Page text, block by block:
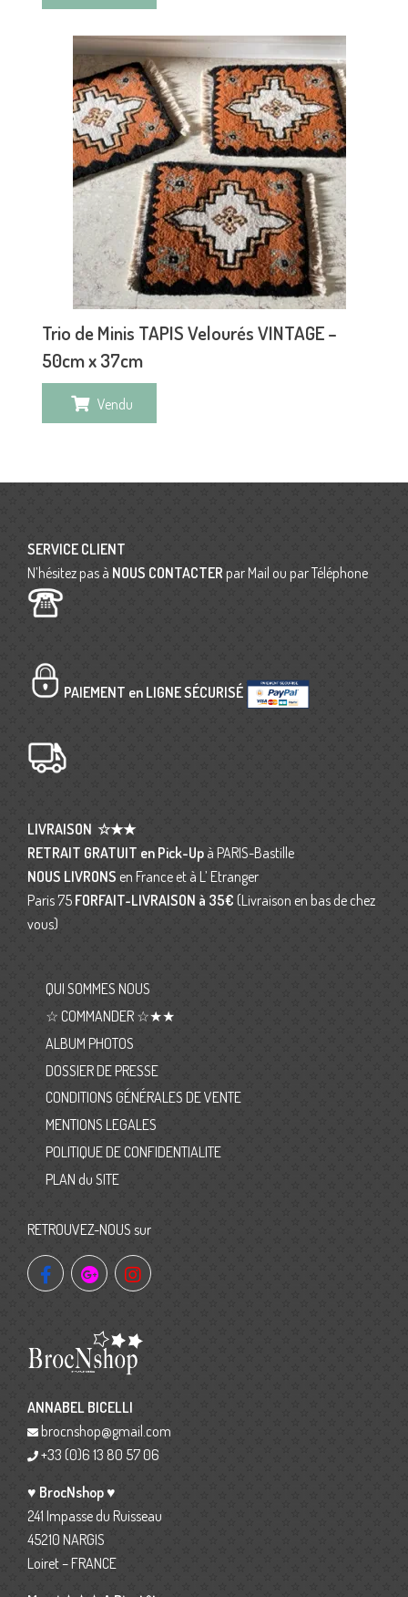
Trio de Minis TAPIS Velourés VINTAGE –
50cm x 37cm
Vendu
SERVICE CLIENT
N’hésitez pas à NOUS CONTACTER par Mail ou par Téléphone
PAIEMENT en LIGNE SÉCURISÉ
LIVRAISON ☆★★
RETRAIT GRATUIT en Pick-Up à PARIS-Bastille
NOUS LIVRONS en France et à L’ Etranger
Paris 75 FORFAIT-LIVRAISON à 35€ (Livraison en bas de chez
vous)
QUI SOMMES NOUS
☆ COMMANDER ☆★★
ALBUM PHOTOS
DOSSIER DE PRESSE
CONDITIONS GÉNÉRALES DE VENTE
MENTIONS LEGALES
POLITIQUE DE CONFIDENTIALITE
PLAN du SITE
RETROUVEZ-NOUS sur
ANNABEL BICELLI
brocnshop@gmail.com
+33 (0)6 13 80 57 06
♥ BrocNshop ♥
241 Impasse du Ruisseau
45210 NARGIS
Loiret – FRANCE